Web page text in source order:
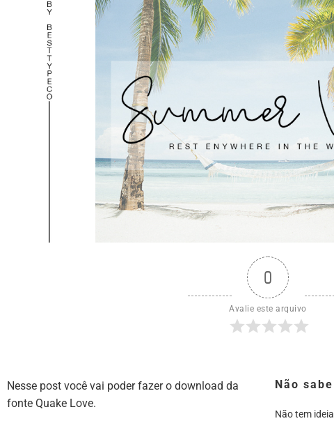
0
Avalie este arquivo
Nesse post você vai poder fazer o download da
fonte Quake Love.
Não
Não tem